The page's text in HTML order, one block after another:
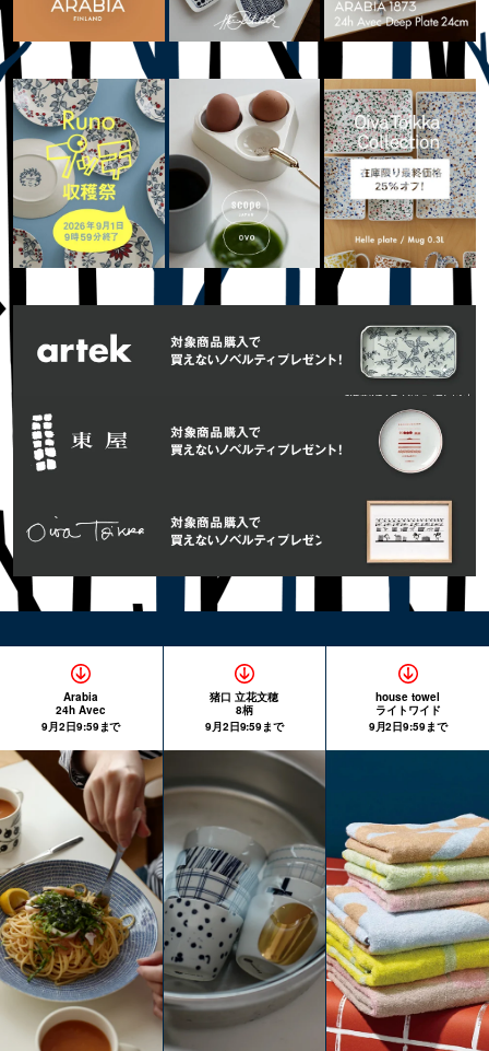
Arabia
24h Avec
9月2日9:59まで
猪口 立花文穂
8柄
9月2日9:59まで
house towel
ライトワイド
9月2日9:59まで